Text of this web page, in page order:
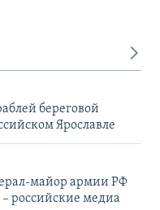
береговой
Ярославле
майор армии РФ
российские медиа